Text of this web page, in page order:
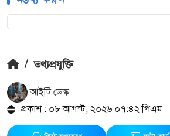
/ তথ্যপ্রযুক্তি
আইটি ডেস্ক
প্রকাশ : ০৮ আগস্ট, ২০২৬ ০৭:৪২ পিএম